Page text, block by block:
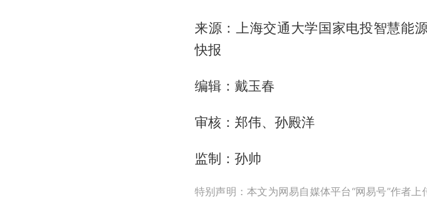
来源：上海交通大学国家电投智慧能
快报
编辑：戴玉春
审核：郑伟、孙殿洋
监制：孙帅
特别声明：本文为网易自媒体平台“网易号”作者